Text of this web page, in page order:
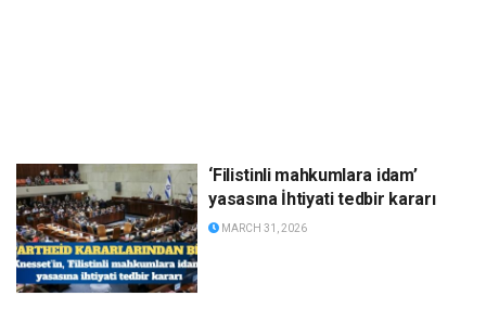
‘Filistinli mahkumlara idam’
yasasına İhtiyati tedbir kararı
MARCH 31, 2026